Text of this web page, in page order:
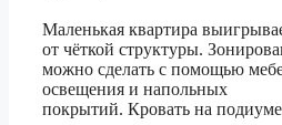
Маленькая квартира
от чёткой структуры.
можно сделать с помощью
освещения и напольных
покрытий. Кровать на